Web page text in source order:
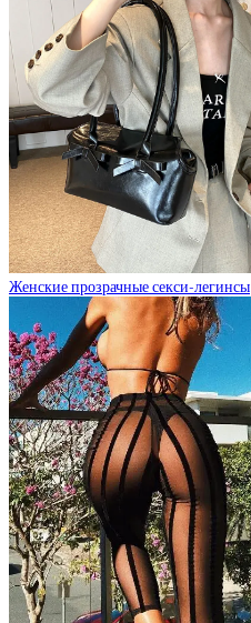
Женские прозрачные секси-легинсы